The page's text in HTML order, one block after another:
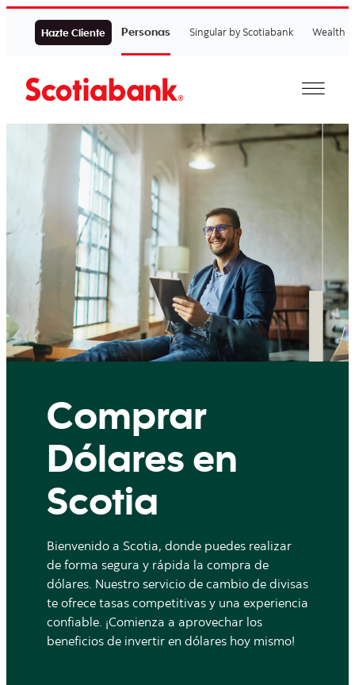
Hazte Cliente Personas Singular by Scotiabank Wealth
Comprar
Dólares en
Scotia
Bienvenido a Scotia, donde puedes realizar
de forma segura y rápida la compra de
dólares. Nuestro servicio de cambio de divisas
te ofrece tasas competitivas y una experiencia
confiable. ¡Comienza a aprovechar los
beneficios de invertir en dólares hoy mismo!